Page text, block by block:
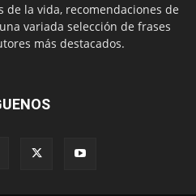
de la vida, recomendaciones de
variada selección de frases
más destacados.